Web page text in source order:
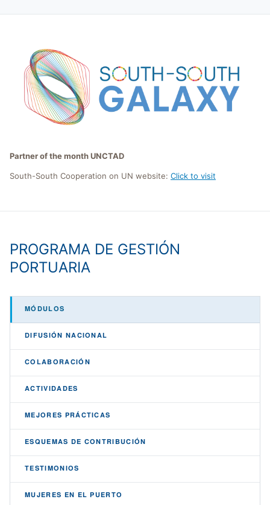
Partner of the month UNCTAD
South-South Cooperation on UN website: Click to visit
PROGRAMA DE GESTIÓN
PORTUARIA
MÓDULOS
DIFUSIÓN NACIONAL
COLABORACIÓN
ACTIVIDADES
MEJORES PRÁCTICAS
ESQUEMAS DE CONTRIBUCIÓN
TESTIMONIOS
MUJERES EN EL PUERTO